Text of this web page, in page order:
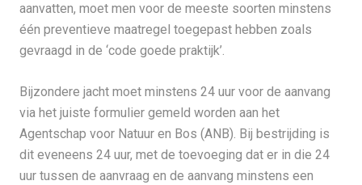
aanvatten, moet men voor de meeste soorten minstens
één preventieve maatregel toegepast hebben zoals
gevraagd in de ‘code goede praktijk’.
Bijzondere jacht moet minstens 24 uur voor de aanvang
via het juiste formulier gemeld worden aan het
Agentschap voor Natuur en Bos (ANB). Bij bestrijding is
dit eveneens 24 uur, met de toevoeging dat er in die 24
uur tussen de aanvraag en de aanvang minstens een